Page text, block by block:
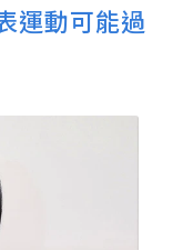
運動可能過